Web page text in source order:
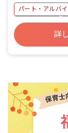
食事
・集
の計
パート・アルバ
福利厚生充実
詳